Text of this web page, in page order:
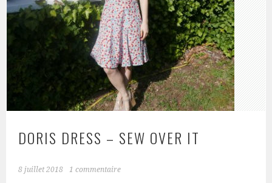
DORIS DRESS – SEW OVER IT
8 juillet 2018 1 commentaire